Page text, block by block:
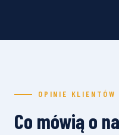
OPINIE KLIENTÓW
Co mówią o